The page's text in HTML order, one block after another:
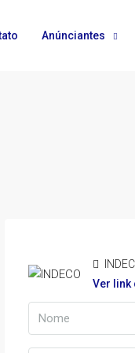
Anúnciantes
Ver link